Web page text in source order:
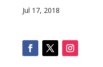
Jul 17, 2018